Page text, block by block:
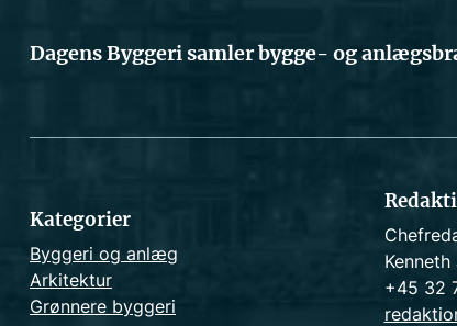
Dagens Byggeri samler bygge- og
Kategorier
Byggeri og anlæg
Arkitektur
Grønnere byggeri
+45 32